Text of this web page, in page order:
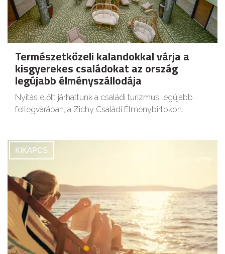
Természetközeli kalandokkal várja a
kisgyerekes családokat az ország
legújabb élményszállodája
Nyitás előtt járhattunk a családi turizmus legújabb
fellegvárában, a Zichy Családi Élménybirtokon.
KIKAPCS